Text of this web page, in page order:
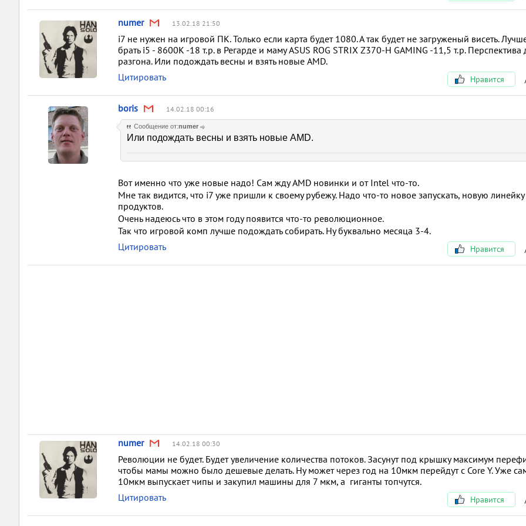
numer 13.02.18 21:50
i7 не нужен на игровой ПК. Только если карта будет 1080. А так будет не загруженый висеть.
брать i5 - 8600K -18 т.р. в Регарде и маму ASUS ROG STRIX Z370-H GAMING -11,5 т.р. Перспектива
разгона. Или подождать весны и взять новые AMD.
Цитировать
Нравится
boris 14.02.18 00:16
Сообщение от:numer
Или подождать весны и взять новые AMD.
Вот именно что уже новые надо! Сам жду AMD новинки и от Intel что-то.
Мне так видится, что i7 уже пришли к своему рубежу. Надо что-то новое запускать, новую линейку
продуктов.
Очень надеюсь что в этом году появится что-то революционное.
Так что игровой комп лучше подождать собирать. Ну буквально месяца 3-4.
Цитировать
Нравится
numer 14.02.18 00:30
Революции не будет. Будет увеличение количества потоков. Засунут под крышку максимум
чтобы мамы можно было дешевые делать. Ну может через год на 10мкм перейдут с Core Y. Уже
10мкм выпускает чипы и закупил машины для 7 мкм, а гиганты топчутся.
Цитировать
Нравится